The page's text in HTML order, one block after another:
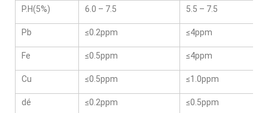
P.H(5%) 6.0 – 7.5 5.5 – 7.5
Pb ≤0.2ppm ≤4ppm
Fe ≤0.5ppm ≤4ppm
Cu ≤0.5ppm ≤1.0ppm
dé ≤0.2ppm ≤0.5ppm